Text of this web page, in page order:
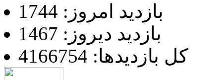
بازدید امروز: 1744
بازدید دیروز: 1467
کل بازدیدها: 4166754